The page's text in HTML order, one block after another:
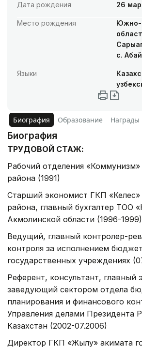
Дата рождения
26
Место рождения
Южно-
с.
Языки
Биография Образование Награды
Биография
ТРУДОВОЙ СТАЖ:
Рабочий отделения «Коммунизм»
района (1991)
Старший экономист ГКП «Келес»
района, главный бухгалтер ТОО
Акмолинской области (1996-1999)
Ведущий, главный контролер-
контроля за исполнением
государственных учреждениях
Референт, консультант, главный
заведующий сектором отдела
планирования и финансового
Управления делами Президента
Казахстан (2002-07.2006)
Директор ГКП «Жылу» акимата